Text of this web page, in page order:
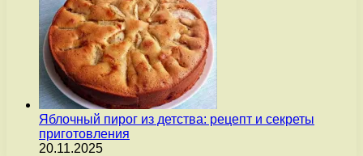
Яблочный пирог из детства: рецепт и секреты
приготовления
20.11.2025